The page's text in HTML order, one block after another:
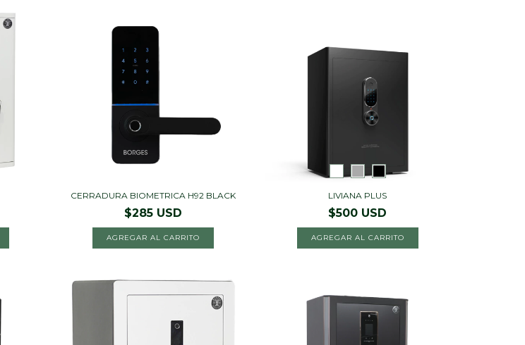
CERRADURA BIOMETRICA H92 BLACK
$285 USD
LIVIANA PLUS
$500 USD
AGREGAR AL CARRITO